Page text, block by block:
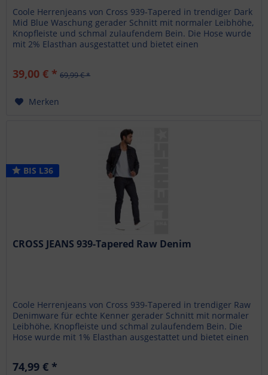
Coole Herrenjeans von Cross 939-Tapered in trendiger Dark
Mid Blue Waschung gerader Schnitt mit normaler Leibhöhe,
Knopfleiste und schmal zulaufendem Bein. Die Hose wurde
mit 2% Elasthan ausgestattet und bietet einen
39,00 € * 69,99 € *
Merken
BIS L36
CROSS JEANS 939-Tapered Raw Denim
Coole Herrenjeans von Cross 939-Tapered in trendiger Raw
Denimware für echte Kenner gerader Schnitt mit normaler
Leibhöhe, Knopfleiste und schmal zulaufendem Bein. Die
Hose wurde mit 1% Elasthan ausgestattet und bietet einen
74,99 € *